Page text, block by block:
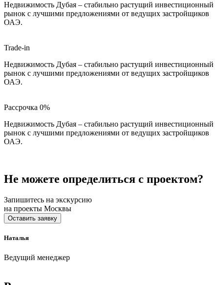
Недвижимость Дубая – стабильно растущий инвестиционный
рынок с лучшими предложениями от ведущих застройщиков
ОАЭ.
Trade-in
Недвижимость Дубая – стабильно растущий инвестиционный
рынок с лучшими предложениями от ведущих застройщиков
ОАЭ.
Рассрочка 0%
Недвижимость Дубая – стабильно растущий инвестиционный
рынок с лучшими предложениями от ведущих застройщиков
ОАЭ.
Не можете определиться с проектом?
Запишитесь на экскурсию
на проекты Москвы
Оставить заявку
Наталья
Ведущий менеджер